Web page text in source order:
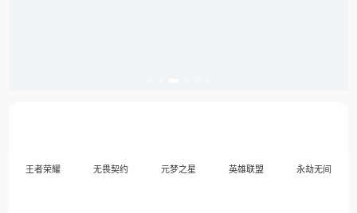
王者荣耀 无畏契约 元梦之星 英雄联盟 永劫无间